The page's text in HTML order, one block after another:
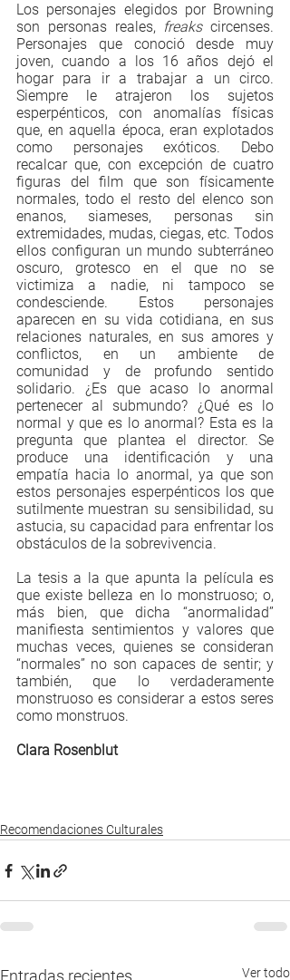
Los personajes elegidos por Browning
son personas reales, freaks circenses.
Personajes que conoció desde muy
joven, cuando a los 16 años dejó el
hogar para ir a trabajar a un circo.
Siempre le atrajeron los sujetos
esperpénticos, con anomalías físicas
que, en aquella época, eran explotados
como personajes exóticos. Debo
recalcar que, con excepción de cuatro
figuras del film que son físicamente
normales, todo el resto del elenco son
enanos, siameses, personas sin
extremidades, mudas, ciegas, etc. Todos
ellos configuran un mundo subterráneo
oscuro, grotesco en el que no se
victimiza a nadie, ni tampoco se
condesciende. Estos personajes
aparecen en su vida cotidiana, en sus
relaciones naturales, en sus amores y
conflictos, en un ambiente de
comunidad y de profundo sentido
solidario. ¿Es que acaso lo anormal
pertenecer al submundo? ¿Qué es lo
normal y que es lo anormal? Esta es la
pregunta que plantea el director. Se
produce una identificación y una
empatía hacia lo anormal, ya que son
estos personajes esperpénticos los que
sutilmente muestran su sensibilidad, su
astucia, su capacidad para enfrentar los
obstáculos de la sobrevivencia.
La tesis a la que apunta la película es
que existe belleza en lo monstruoso; o,
más bien, que dicha “anormalidad”
manifiesta sentimientos y valores que
muchas veces, quienes se consideran
“normales” no son capaces de sentir; y
también, que lo verdaderamente
monstruoso es considerar a estos seres
como monstruos.
Clara Rosenblut
Recomendaciones Culturales
Entradas recientes Ver todo